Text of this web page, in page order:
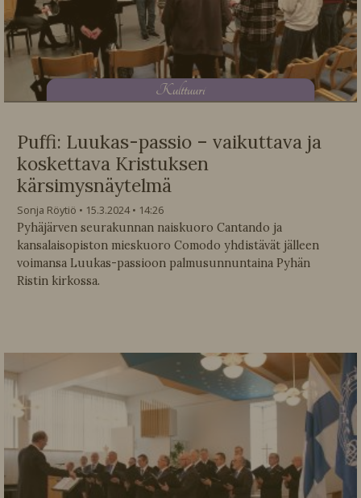
Kulttuuri
Puffi: Luukas-passio – vaikuttava ja
koskettava Kristuksen
kärsimysnäytelmä
Sonja Röytiö 15.3.2024
14:26
Pyhäjärven seurakunnan naiskuoro Cantando ja
kansalaisopiston mieskuoro Comodo yhdistävät jälleen
voimansa Luukas-passioon palmusunnuntaina Pyhän
Ristin kirkossa.